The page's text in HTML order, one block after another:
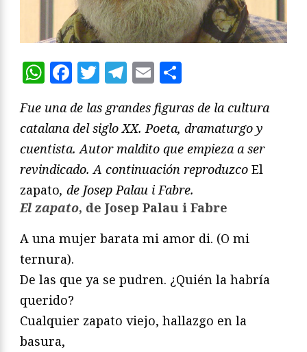
WhatsApp
Facebook
Twitter
Telegram
Email
Fue una de las grandes figuras de la cultura
catalana del siglo XX. Poeta, dramaturgo y
cuentista. Autor maldito que empieza a ser
revindicado. A continuación reproduzco El
zapato, de Josep Palau i Fabre.
El zapato, de Josep Palau i Fabre
A una mujer barata mi amor di. (O mi
ternura).
De las que ya se pudren. ¿Quién la habría
querido?
Cualquier zapato viejo, hallazgo en la
basura,